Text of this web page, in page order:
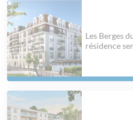
Les Berges
résidence